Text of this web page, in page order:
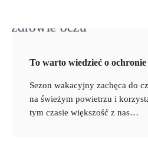
To warto wiedzieć o
Sezon wakacyjny zachęca do
na świeżym powietrzu i
tym czasie większość z nas…